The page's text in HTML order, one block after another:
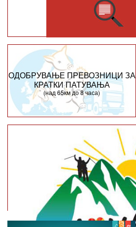
ОДОБРУВАЊЕ ПРЕВОЗНИЦИ ЗА
КРАТКИ ПАТУВАЊА
(над 65км до 8 часа)